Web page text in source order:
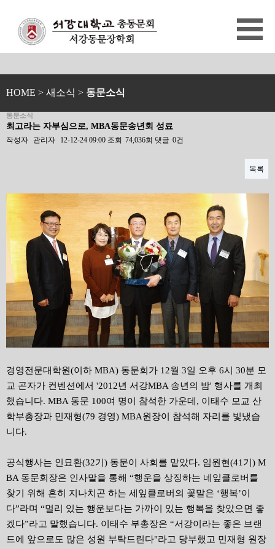
HOME > 새소식 > 동문소식
동문소식
최고라는 자부심으로, MBA동문송년회 성료
작성자 관리자 12-12-24 09:00 조회 74,036회 댓글 0건
목록
본문
경영전문대학원(이하 MBA) 동문회가 12월 3일 오후 6시 30분 모
교 곤자가 컨벤션에서 '2012년 서강MBA 송년의 밤' 행사를 개최
했습니다. MBA 동문 100여 명이 참석한 가운데, 이태수 모교 산
학부총장과 민재형(79 경영) MBA원장이 참석해 자리를 빛냈습
니다.
공식행사는 인묘환(32기) 동문이 사회를 맡았다. 임원현(41기) M
BA 동문회장은 인사말을 통해 “행운을 상징하는 네잎클로버를
찾기 위해 흔히 지나치곤 하는 세잎클로버의 꽃말은 ‘행복’이
다”라며 “멀리 있는 행운보다는 가까이 있는 행복을 찾았으면 좋
겠다”라고 말했습니다. 이태수 부총장은 “서강이라는 좋은 브랜
드에 앞으로도 많은 성원 부탁드린다"라고 당부했고 민재형 원장